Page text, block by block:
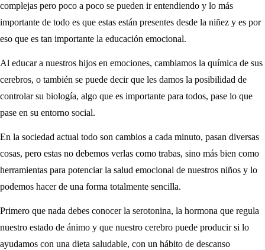
complejas pero poco a poco se pueden ir entendiendo y lo más
importante de todo es que estas están presentes desde la niñez y es por
eso que es tan importante la educación emocional.
Al educar a nuestros hijos en emociones, cambiamos la química de sus
cerebros, o también se puede decir que les damos la posibilidad de
controlar su biología, algo que es importante para todos, pase lo que
pase en su entorno social.
En la sociedad actual todo son cambios a cada minuto, pasan diversas
cosas, pero estas no debemos verlas como trabas, sino más bien como
herramientas para potenciar la salud emocional de nuestros niños y lo
podemos hacer de una forma totalmente sencilla.
Primero que nada debes conocer la serotonina, la hormona que regula
nuestro estado de ánimo y que nuestro cerebro puede producir si lo
ayudamos con una dieta saludable, con un hábito de descanso